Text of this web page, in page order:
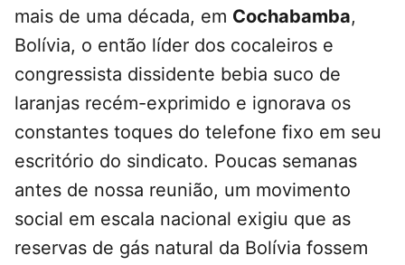
mais de uma década, em Cochabamba,
Bolívia, o então líder dos cocaleiros e
congressista dissidente bebia suco de
laranjas recém-exprimido e ignorava os
constantes toques do telefone fixo em seu
escritório do sindicato. Poucas semanas
antes de nossa reunião, um movimento
social em escala nacional exigiu que as
reservas de gás natural da Bolívia fossem